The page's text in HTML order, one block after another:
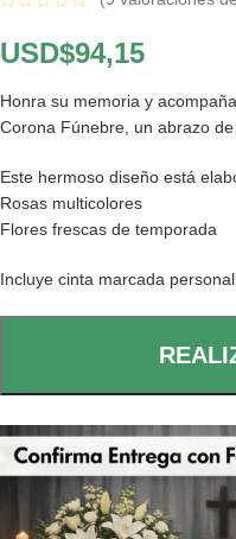
USD$94,15
Honra su memoria y
Corona Fúnebre, un abrazo
Este hermoso diseño está
Rosas multicolores
Flores frescas de temporada
Incluye cinta marcada